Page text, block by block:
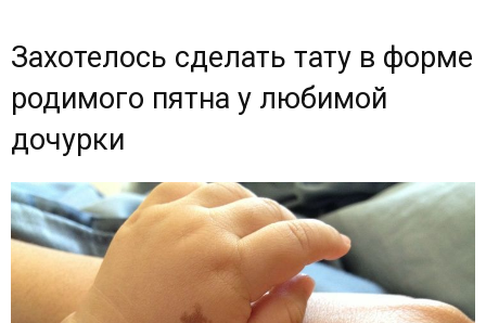
Захотелось сделать тату в форме
родимого пятна у любимой
дочурки